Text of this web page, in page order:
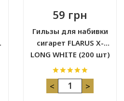
59 грн
Гильзы для набивки
сигарет FLARUS X-
LONG WHITE (200 шт)
< >